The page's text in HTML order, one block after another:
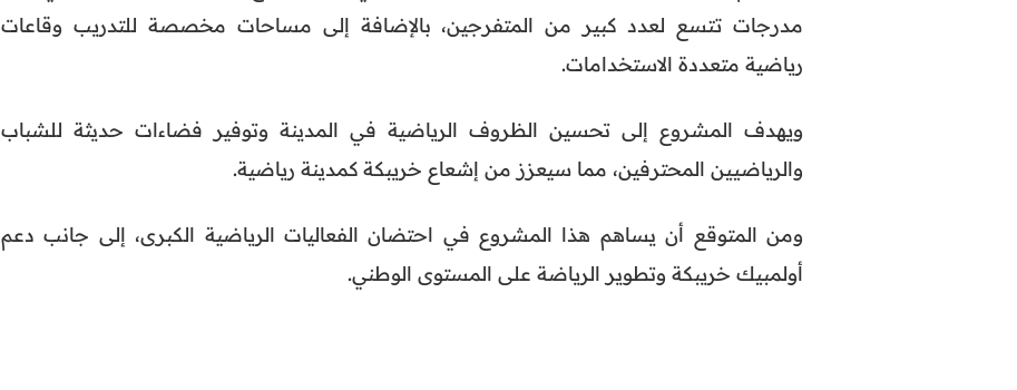
مدرجات تتسع لعدد كبير من المتفرجين، بالإضافة إلى مساحات مخصصة للتدريب وقاعات
رياضية متعددة الاستخدامات.
ويهدف المشروع إلى تحسين الظروف الرياضية في المدينة وتوفير فضاءات حديثة للشباب
والرياضيين المحترفين، مما سيعزز من إشعاع خريبكة كمدينة رياضية.
ومن المتوقع أن يساهم هذا المشروع في احتضان الفعاليات الرياضية الكبرى، إلى جانب دعم
أولمبيك خريبكة وتطوير الرياضة على المستوى الوطني.